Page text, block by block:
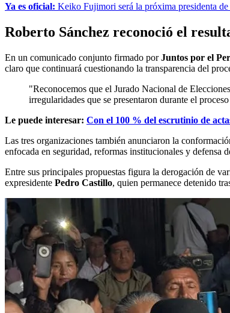
Ya es oficial: Keiko Fujimori será la próxima presidenta de
Roberto Sánchez reconoció el
En un comunicado conjunto firmado porJuntos por el
claro que continuará cuestionando la transparencia del
"Reconocemos que el Jurado Nacional de
irregularidades que se presentaron durante el
Le puede interesar: Con el 100 % del escrutinio de
Las tres organizaciones también anunciaron la
enfocada en seguridad, reformas institucionales y defensa
Entre sus principales propuestas figura la derogación de
expresidente Pedro Castillo, quien permanece detenido